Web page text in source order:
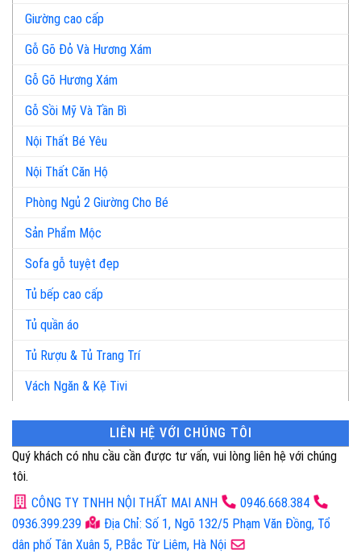
Giường cao cấp
Gỗ Gõ Đỏ Và Hương Xám
Gỗ Gõ Hương Xám
Gỗ Sồi Mỹ Và Tần Bì
Nội Thất Bé Yêu
Nội Thất Căn Hộ
Phòng Ngủ 2 Giường Cho Bé
Sản Phẩm Mộc
Sofa gỗ tuyệt đẹp
Tủ bếp cao cấp
Tủ quần áo
Tủ Rượu & Tủ Trang Trí
Vách Ngăn & Kệ Tivi
LIÊN HỆ VỚI CHÚNG TÔI
Quý khách có nhu cầu cần được tư vấn, vui lòng liên hệ với chúng
tôi.
CÔNG TY TNHH NỘI THẤT MAI ANH
0946.668.384
0936.399.239
Địa Chỉ: Số 1, Ngõ 132/5 Phạm Văn Đồng, Tổ
dân phố Tân Xuân 5, P.Bắc Từ Liêm, Hà Nội